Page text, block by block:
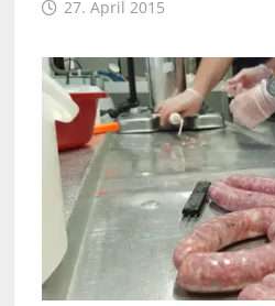
27. April 2015